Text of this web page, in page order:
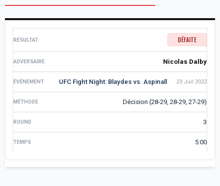
DÉFAITE
Nicolas Dalby
UFC Fight Night: Blaydes vs. Aspinall 23 Juil 2022
Décision (28-29, 28-29, 27-29)
3
5:00